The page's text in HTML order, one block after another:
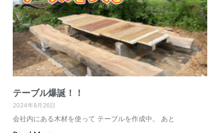
テーブル爆誕！！
2024年8月26日
会社内にある木材を使って テーブルを作成中。 あと